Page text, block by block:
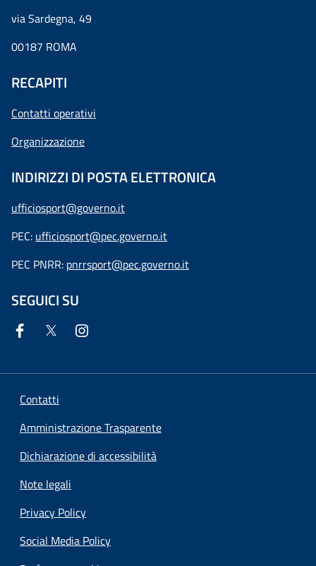
via Sardegna, 49
00187 ROMA
RECAPITI
Contatti operativi
Organizzazione
INDIRIZZI DI POSTA ELETTRONICA
ufficiosport@governo.it
PEC: ufficiosport@pec.governo.it
PEC PNRR: pnrrsport@pec.governo.it
SEGUICI SU
Contatti
Amministrazione Trasparente
Dichiarazione di accessibilità
Note legali
Privacy Policy
Social Media Policy